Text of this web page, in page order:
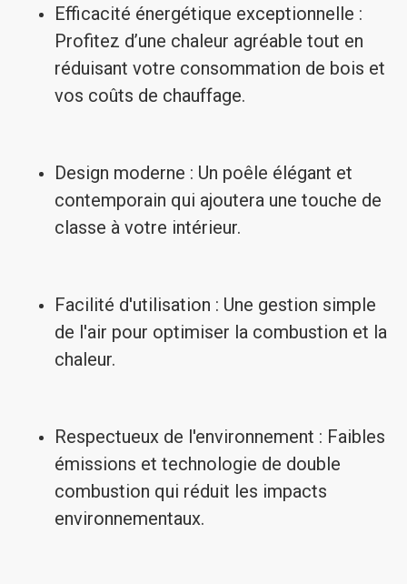
Efficacité énergétique exceptionnelle :
Profitez d’une chaleur agréable tout en
réduisant votre consommation de bois et
vos coûts de chauffage.
Design moderne : Un poêle élégant et
contemporain qui ajoutera une touche de
classe à votre intérieur.
Facilité d'utilisation : Une gestion simple
de l'air pour optimiser la combustion et la
chaleur.
Respectueux de l'environnement : Faibles
émissions et technologie de double
combustion qui réduit les impacts
environnementaux.